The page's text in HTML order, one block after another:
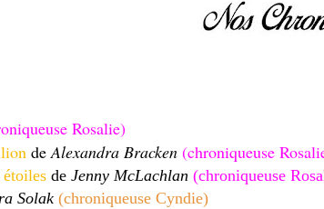
Rosalie)
deAlexandra Bracken (chroniqueuse
de Jenny McLachlan (chroniqueuse
Solak (chroniqueuse Cyndie)